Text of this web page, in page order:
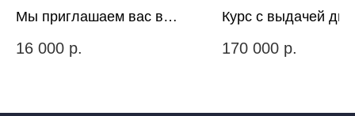
Мы приглашаем вас в
исследования
16 000 р.
поля и
Курс с выдачей
образца
170 000 р.